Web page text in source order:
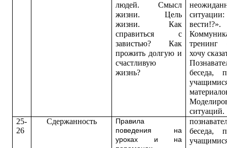
людей. Смысл
жизни. Цель
жизни. Как
справиться с
завистью? Как
прожить долгую и
счастливую
жизнь?
ситуации:
вести!?».
хочу
П
беседа,
ситуаций.
25-
26
Сдержанность
Правила
поведения на
уроках и на
п
беседа,